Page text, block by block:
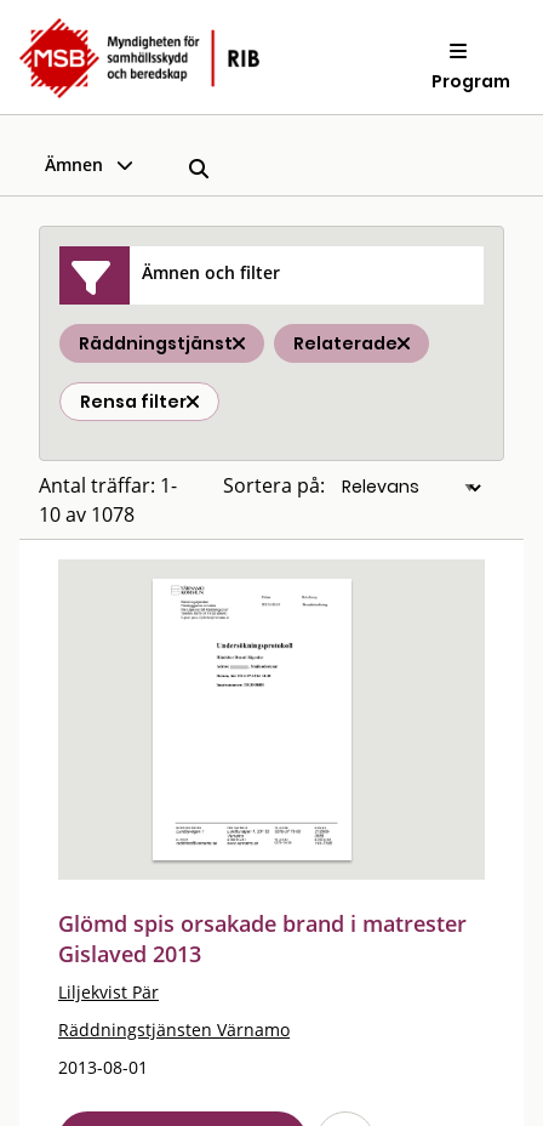
Program
Ämnen
Ämnen och filter
Räddningstjänst Relaterade
Rensa filter
Antal träffar: 1-
10 av 1078
Sortera på:
Glömd spis orsakade brand i matrester
Gislaved 2013
Liljekvist Pär
Räddningstjänsten Värnamo
2013-08-01